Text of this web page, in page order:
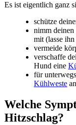
Es ist eigentlich ganz
schütze
nimm
mit (lasse
vermeide
verschaffe
Hund eine
für
Kühlweste
Welche
Hitzschlag?